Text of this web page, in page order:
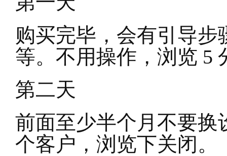
购买完毕，会有引导
等。不用操作，浏览 5
第二天
前面至少半个月不要
个客户，浏览下关闭。